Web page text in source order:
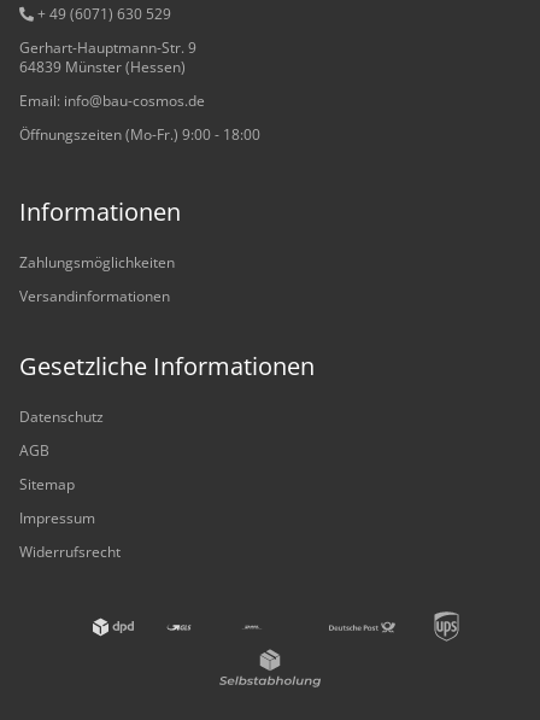
+ 49 (6071) 630 529
Gerhart-Hauptmann-Str. 9
64839 Münster (Hessen)
Email: info@bau-cosmos.de
Öffnungszeiten (Mo-Fr.) 9:00 - 18:00
Informationen
Zahlungsmöglichkeiten
Versandinformationen
Gesetzliche Informationen
Datenschutz
AGB
Sitemap
Impressum
Widerrufsrecht